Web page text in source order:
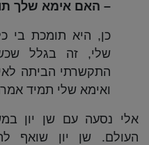
– האם אימא שלך
כן, היא תומכת בי
שלי, זה בגלל
התקשרתי הביתה
ואימא שלי תמיד
אלי נסעה עם שן יון
העולם. שן יון שואף